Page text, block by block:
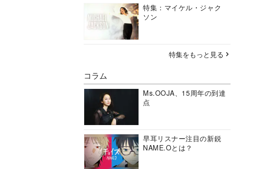
特集：マイケル・ジャク
ソン
特集をもっと見る
コラム
Ms.OOJA、15周年の到達
点
早耳リスナー注目の新鋭
NAME.Oとは？